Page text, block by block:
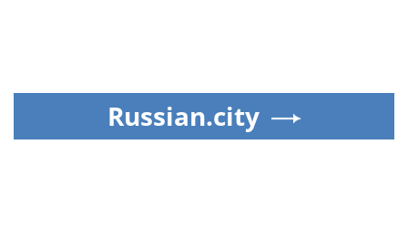
Russian.city